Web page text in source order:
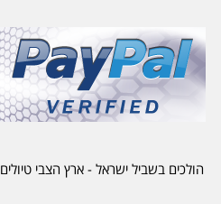
הולכים בשביל ישראל - ארץ הצבי טיולים